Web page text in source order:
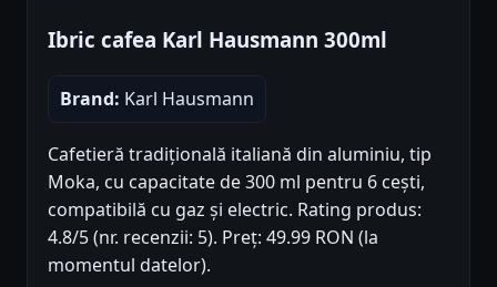
Ibric cafea Karl Hausmann 300ml
Brand: Karl Hausmann
Cafetieră tradițională italiană din aluminiu, tip
Moka, cu capacitate de 300 ml pentru 6 cești,
compatibilă cu gaz și electric. Rating produs:
4.8/5 (nr. recenzii: 5). Preț: 49.99 RON (la
momentul datelor).